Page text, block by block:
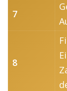
7
8